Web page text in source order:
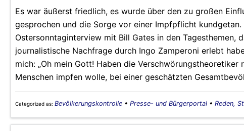
Es war äußerst friedlich, es wurde über den zu großen
gesprochen und die Sorge vor einer Impfpflicht
Ostersonntaginterview mit Bill Gates in den Tagesthemen,
journalistische Nachfrage durch Ingo Zamperoni erlebt
mich: „Oh mein Gott! Haben die
Menschen impfen wolle, bei einer geschätzten
Categorized as: Bevölkerungskontrolle • Presse- und Bürgerportal • Reden,